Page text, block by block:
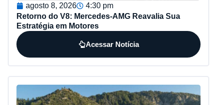
agosto 8, 2026
4:30 pm
Retorno do V8: Mercedes-AMG Reavalia Sua
Estratégia em Motores
Acessar Notícia